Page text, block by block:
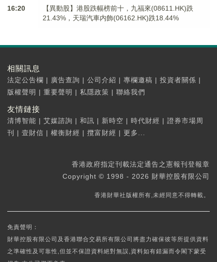
16:20
【異動股】港股跌幅榜前十，九福來(08611.HK)跌
21.43%，天瑞汽車内飾(06162.HK)跌18.44%
相關訊息
法定公告欄 | 廣告查詢 | 公司介紹 | 專欄邀稿 | 投資者關係 |
版權聲明 | 重要聲明 | 私隱政策 | 聯絡我們
友情鏈接
清博智能 | 艾媒諮詢 | 和訊 | 新時空 | 時代財經 | 證券市場周
刊
| 壹財信 | 權衡財經 | 攬富財經 | 更多...
香港政府指定刊載法定通告之憲報刊登報章
Copyright © 1998 - 2026 財華控股有限公司
香港財華社版權所有,未經同意不得轉載。
免責聲明：
財華控股有限公司及香港聯合交易所有限公司將盡力確保彼等所提供資料
之準確性及可靠性,但並不保證資料絕對無誤,資料如有錯漏而令閣下蒙受